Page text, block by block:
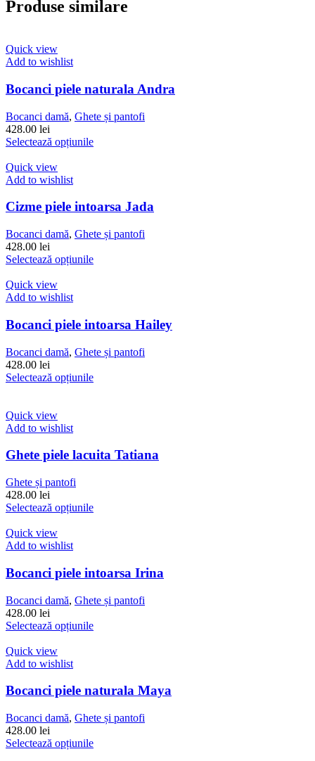
Produse similare
Quick view
Add to wishlist
Bocanci piele naturala Andra
Bocanci damă, Ghete și pantofi
428.00 lei
Selectează opțiunileAcest
variații.
pot
fi
în
Quick view
Add to wishlist
Cizme piele intoarsa Jada
Bocanci damă, Ghete și pantofi
428.00 lei
Selectează opțiunileAcest
variații.
Opțiunile
pot
fi
în
Quick view
Add to wishlist
Bocanci piele intoarsa Hailey
Bocanci damă, Ghete și pantofi
428.00 lei
Selectează opțiunileAcest
Opțiunile
pagina
Quick view
Add to wishlist
Ghete piele lacuita Tatiana
Ghete și pantofi
428.00 lei
Selectează opțiunileAcest
variații.
Opțiunile
pot
fi
în
Quick view
Add to wishlist
Bocanci piele intoarsa Irina
Bocanci damă, Ghete și pantofi
428.00 lei
Selectează opțiunileAcest
variații.
pot
fi
în
Quick view
Add to wishlist
Bocanci piele naturala Maya
Bocanci damă, Ghete și pantofi
428.00 lei
Selectează opțiunileAcest